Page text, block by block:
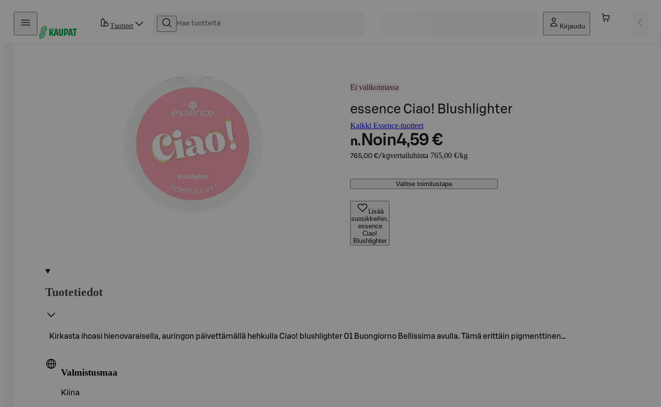
Hyppää sisältöön
Tuotteet Kirjaudu
Ei valikoimassa
essence Ciao! Blushlighter
Kaikki Essence-tuotteet
n. Noin4,59 €
765,00 €/kgvertailuhinta 765,00 €/kg
Valitse toimitustapa
Lisää
suosikkeihin,
essence
Ciao!
Blushlighter
Tuotetiedot
Kirkasta ihoasi hienovaraisella, auringon päivettämällä hehkulla Ciao! blushlighter 01 Buongiorno Bellissima avulla. Tämä erittäin pigmenttinen…
Valmistusmaa
Kiina